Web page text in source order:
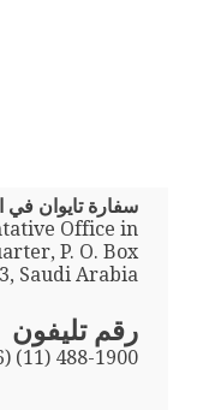
سفارة تايوان في
Office in
P. O. Box
Saudi Arabia
رقم تليفون
(11) 488-1900